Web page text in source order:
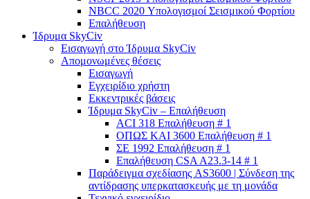
NBCC 2020 Υπολογισμοί Σεισμικού Φορτίου
Επαλήθευση
Ίδρυμα SkyCiv
Εισαγωγή στο Ίδρυμα SkyCiv
Απομονωμένες θέσεις
Εισαγωγή
Εγχειρίδιο χρήστη
Εκκεντρικές βάσεις
Ίδρυμα SkyCiv – Επαλήθευση
ACI 318 Επαλήθευση # 1
ΟΠΩΣ ΚΑΙ 3600 Επαλήθευση # 1
ΣΕ 1992 Επαλήθευση # 1
Επαλήθευση CSA A23.3-14 # 1
Παράδειγμα σχεδίασης AS3600 | Σύνδεση της
αντίδρασης υπερκατασκευής με τη μονάδα